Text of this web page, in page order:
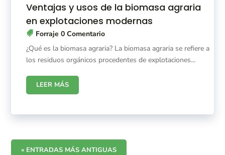
Ventajas y usos de la biomasa agraria
en explotaciones modernas
Forraje 0 Comentario
¿Qué es la biomasa agraria? La biomasa agraria se refiere a
los residuos orgánicos procedentes de explotaciones...
LEER MÁS
« ENTRADAS MÁS ANTIGUAS